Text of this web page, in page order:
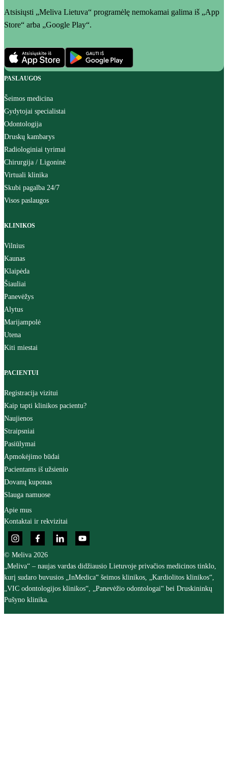
Atsisiųsti „Meliva Lietuva“ programėlę nemokamai galima iš „App
Store“ arba „Google Play“.
PASLAUGOS
Šeimos medicina
Gydytojai specialistai
Odontologija
Druskų kambarys
Radiologiniai tyrimai
Chirurgija / Ligoninė
Virtuali klinika
Skubi pagalba 24/7
Visos paslaugos
KLINIKOS
Vilnius
Kaunas
Klaipėda
Šiauliai
Panevėžys
Alytus
Marijampolė
Utena
Kiti miestai
PACIENTUI
Registracija vizitui
Kaip tapti klinikos pacientu?
Naujienos
Straipsniai
Pasiūlymai
Apmokėjimo būdai
Pacientams iš užsienio
Dovanų kuponas
Slauga namuose
Apie mus
Kontaktai ir rekvizitai
© Meliva 2026
„Meliva“ – naujas vardas didžiausio Lietuvoje privačios medicinos tinklo,
kurį sudaro buvusios „InMedica“ šeimos klinikos, „Kardiolitos klinikos“,
„VIC odontologijos klinikos“, „Panevėžio odontologai“ bei Druskininkų
Pušyno klinika.